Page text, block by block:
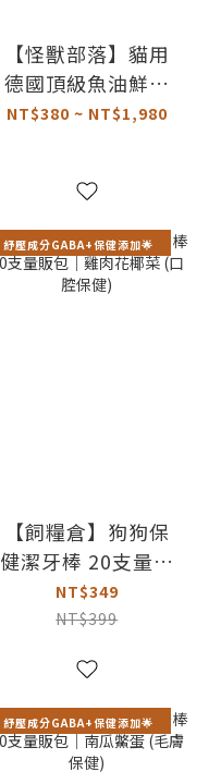
【怪獸部落】貓用
德國頂級魚油鮮肉
主食糧｜鱈魚沙丁
NT$380 ~ NT$1,980
紓壓成分GABA+保健添加🌟
【飼糧倉】狗狗保
健潔牙棒 20支量販
包｜雞肉花椰菜 (口
腔保健)
NT$349
NT$399
紓壓成分GABA+保健添加🌟